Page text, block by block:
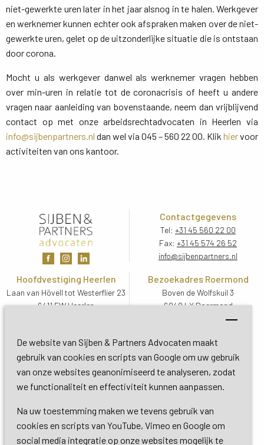
De website van Sijben & Partners Advocaten maakt
gebruik van cookies en scripts van Google om uw gebruik
van onze websites geanonimiseerd te analyseren, zodat
we functionaliteit en effectiviteit kunnen aanpassen.
Na uw toestemming maken we tevens gebruik van
cookies en scripts van YouTube, Vimeo en Google om
social media integratie op onze websites mogelijk te
niet-gewerkte uren later in het jaar alsnog in te halen. Werkgever
en werknemer kunnen echter ook afspraken maken over de niet-
gewerkte uren, gelet op de uitzonderlijke situatie die is ontstaan
door corona.
Mocht u als werkgever danwel als werknemer vragen hebben
over min-uren in relatie tot de coronacrisis of heeft u andere
vragen naar aanleiding van bovenstaande, neem dan vrijblijvend
contact op met onze arbeidsrechtadvocaten in Heerlen via
info@sijbenpartners.nl dan wel via 045 – 560 22 00. Klik hiervoor
activiteiten van ons kantoor.
Contactgegevens
Tel: +31 45 560 22 00
Fax: +31 45 574 26 52
info@sijbenpartners.nl
Hoofdvestiging Heerlen
Laan van Hövell tot Westerflier 23
6411 EW Heerlen
Bezoekadres Roermond
Boven de Wolfskuil 3
6049 LX Roermond
Routebeschrijving
Bezoekadres De Bilt
Soestdijkseweg Zuid 13
3732 HC De Bilt (Utrecht)
Copyright 2026 © Sijben & Partners